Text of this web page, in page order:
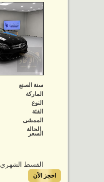
سنة الصنع
الماركة
النوع
الفئة
الممشى
الحالة
السعر
القسط الشهري
احجز الأن